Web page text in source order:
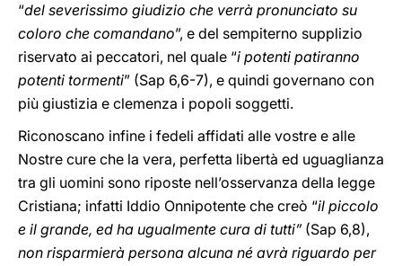
“del severissimo giudizio che verrà pronunciato su
coloro che comandano”, e del sempiterno supplizio
riservato ai peccatori, nel quale “i potenti patiranno
potenti tormenti” (Sap 6,6-7), e quindi governano con
più giustizia e clemenza i popoli soggetti.
Riconoscano infine i fedeli affidati alle vostre e alle
Nostre cure che la vera, perfetta libertà ed uguaglianza
tra gli uomini sono riposte nell’osservanza della legge
Cristiana; infatti Iddio Onnipotente che creò “il piccolo
e il grande, ed ha ugualmente cura di tutti”(Sap 6,8),
non risparmierà persona alcuna né avrà riguardo per